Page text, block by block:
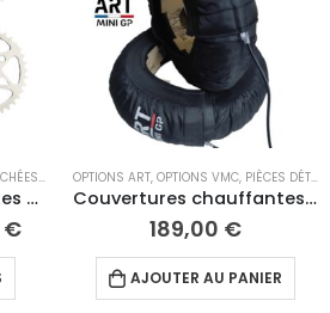
10" PIÈCES DÉTACHÉES 12",ROUES, TRANSMISSION
Couronne arrière jantes VMC
€
produit
OPTIONS ART, OPTIONS VMC, PIÈCES DÉTACHÉES 12"
Couvertures chauffantes 12″ ART
189,00 €
AJOUTER AU PANIER